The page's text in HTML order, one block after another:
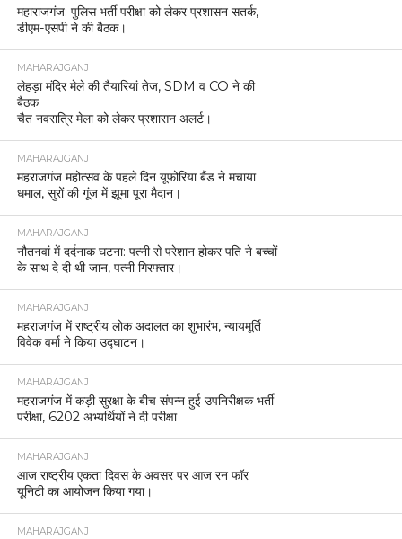
महाराजगंज: पुलिस भर्ती परीक्षा को लेकर प्रशासन सतर्क,
डीएम-एसपी ने की बैठक।
MAHARAJGANJ
लेहड़ा मंदिर मेले की तैयारियां तेज, SDM व CO ने की
बैठक
चैत नवरात्रि मेला को लेकर प्रशासन अलर्ट।
MAHARAJGANJ
महराजगंज महोत्सव के पहले दिन यूफोरिया बैंड ने मचाया
धमाल, सुरों की गूंज में झूमा पूरा मैदान।
MAHARAJGANJ
नौतनवां में दर्दनाक घटना: पत्नी से परेशान होकर पति ने बच्चों
के साथ दे दी थी जान, पत्नी गिरफ्तार।
MAHARAJGANJ
महराजगंज में राष्ट्रीय लोक अदालत का शुभारंभ, न्यायमूर्ति
विवेक वर्मा ने किया उद्घाटन।
MAHARAJGANJ
महराजगंज में कड़ी सुरक्षा के बीच संपन्न हुई उपनिरीक्षक भर्ती
परीक्षा, 6202 अभ्यर्थियों ने दी परीक्षा
MAHARAJGANJ
आज राष्ट्रीय एकता दिवस के अवसर पर आज रन फॉर
यूनिटी का आयोजन किया गया।
MAHARAJGANJ